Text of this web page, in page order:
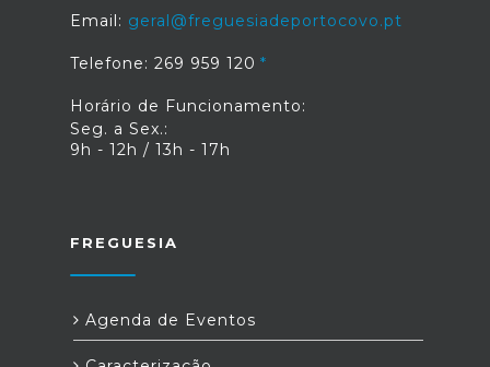
Email: geral@freguesiadeportocovo.pt
Telefone: 269 959 120
Horário de Funcionamento:
Seg. a Sex.:
9h - 12h / 13h - 17h
FREGUESIA
Agenda de Eventos